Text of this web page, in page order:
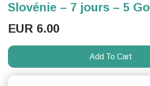
Slovénie – 7 jours – 5 Go
EUR 6.00
Add To Cart